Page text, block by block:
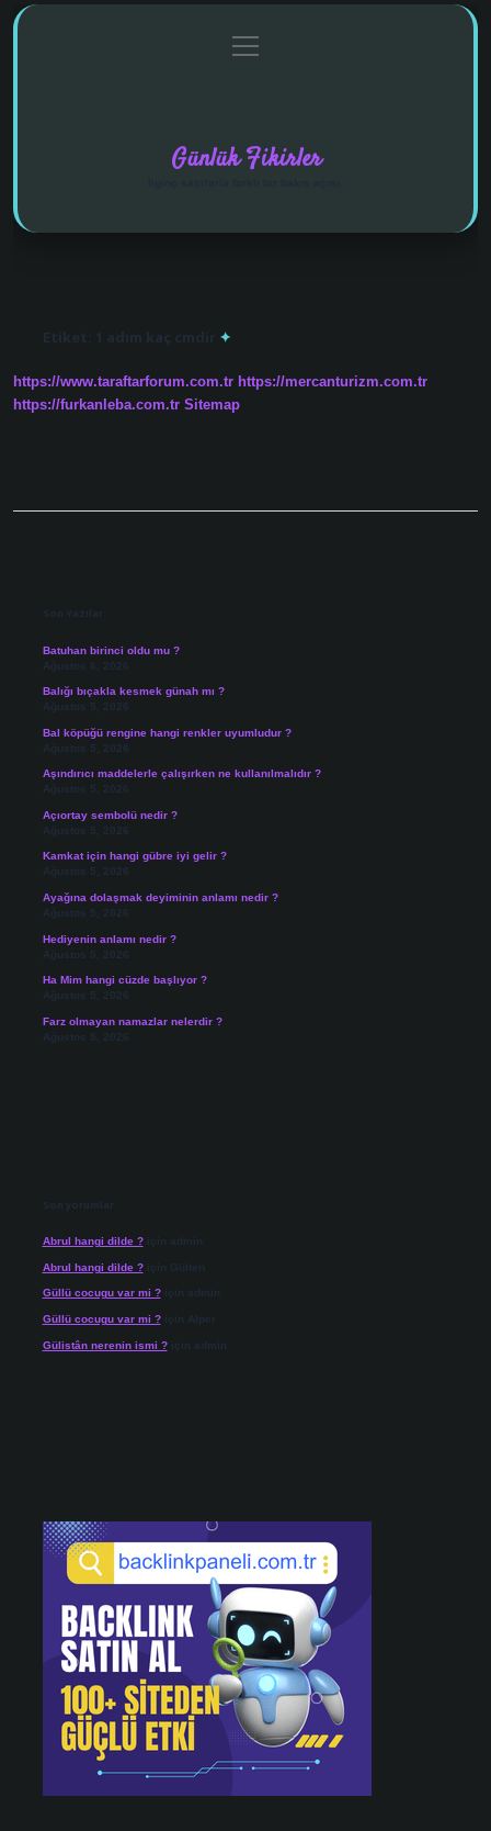
Gizlilik Politikası
menüyü
aç
Günlük Fikirler
Etiket: 1 adım kaç cmdir
https://www.taraftarforum.com.tr https://mercanturizm.com.tr
https://furkanleba.com.tr Sitemap
Son Yazılar
Batuhan birinci oldu mu ?
Ağustos 6, 2026
Balığı bıçakla kesmek günah mı ?
Ağustos 5, 2026
Bal köpüğü rengine hangi renkler uyumludur ?
Ağustos 5, 2026
Aşındırıcı maddelerle çalışırken ne kullanılmalıdır ?
Ağustos 5, 2026
Açıortay sembolü nedir ?
Ağustos 5, 2026
Kamkat için hangi gübre iyi gelir ?
Ağustos 5, 2026
Ayağına dolaşmak deyiminin anlamı nedir ?
Ağustos 5, 2026
Hediyenin anlamı nedir ?
Ağustos 5, 2026
Ha Mim hangi cüzde başlıyor ?
Ağustos 5, 2026
Farz olmayan namazlar nelerdir ?
Ağustos 5, 2026
Son yorumlar
Abrul hangi dilde ?için admin
Abrul hangi dilde ?için Gülten
Güllü cocugu var mi ?için admin
Güllü cocugu var mi ?için Alper
Gülistân nerenin ismi ?için admin